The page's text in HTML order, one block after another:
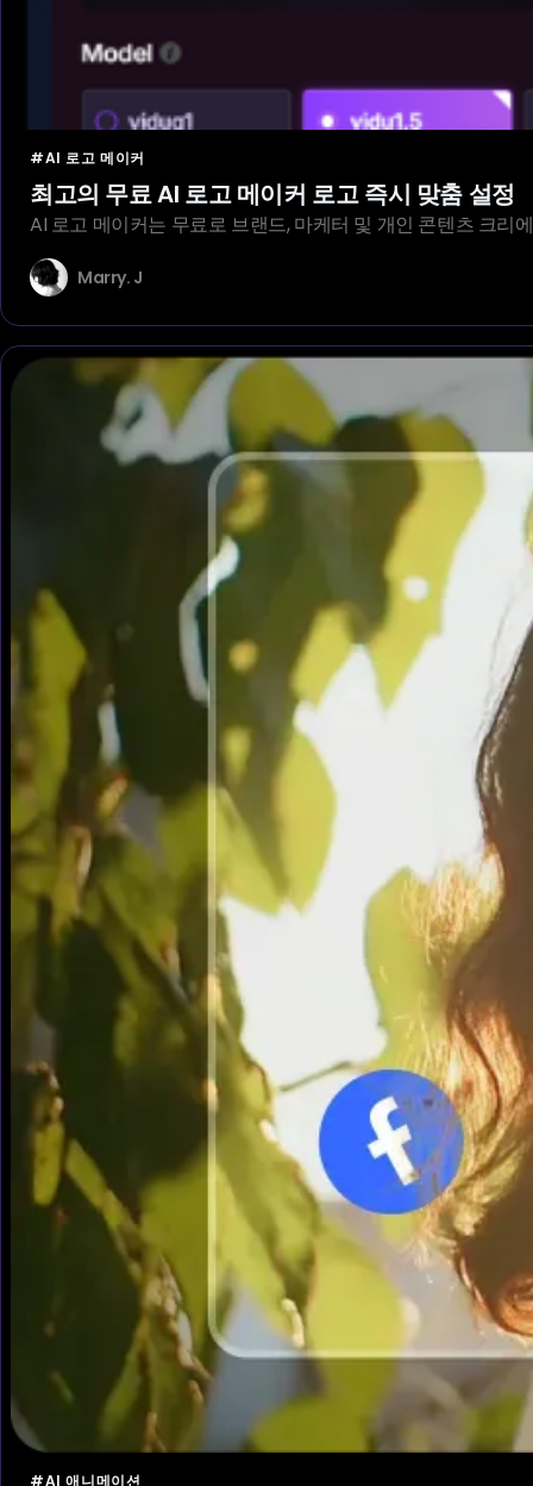
#AI 로고 메이커
최고의 무료 AI 로고 메이커 로고 즉시 맞춤 설정
AI 로고 메이커는 무료로 브랜드, 마케터 및 개인 콘텐츠 크
Marry. J
#AI 애니메이션